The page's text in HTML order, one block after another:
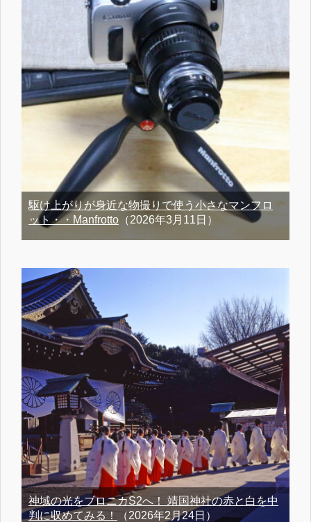
駆け上がりが身近な物撮りで使う小さなマンフロ
ット・・Manfrotto （2026年3月11日）
神域の光をブロニカS2へ！ 靖国神社の赤と白を中
判に収めてみる！
（2026年2月24日）